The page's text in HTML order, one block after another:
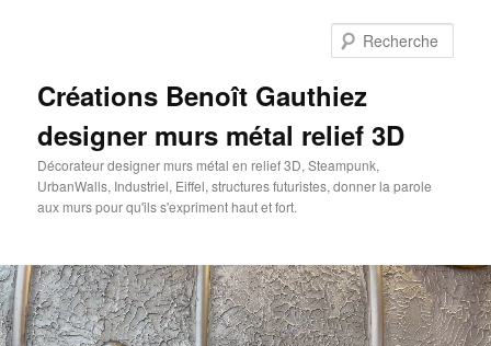
Créations Benoît Gauthiez
designer murs métal relief 3D
Décorateur designer murs métal en relief 3D, Steampunk,
UrbanWalls, Industriel, Eiffel, structures futuristes, donner la parole
aux murs pour qu'ils s'expriment haut et fort.